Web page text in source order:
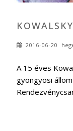
2016-06-20
A 15 éves
gyöngyösi